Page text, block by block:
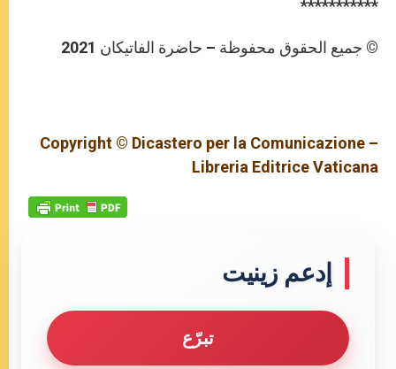
***********
© جميع الحقوق محفوظة – حاضرة الفاتيكان 2021
Copyright © Dicastero per la Comunicazione –
Libreria Editrice Vaticana
إدعم زينيت
تبرّع